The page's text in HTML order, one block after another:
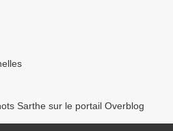
Sarthe sur le portail Overblog